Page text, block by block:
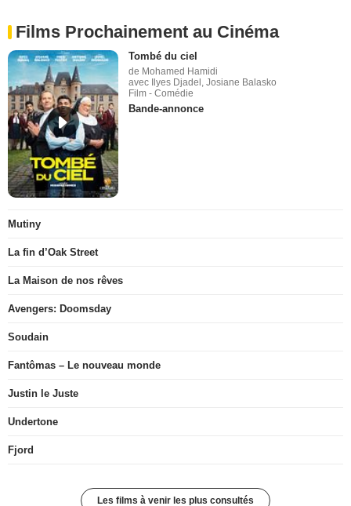
Films Prochainement au Cinéma
Tombé du ciel
de Mohamed Hamidi
avec Ilyes Djadel, Josiane Balasko
Film - Comédie
Bande-annonce
Mutiny
La fin d’Oak Street
La Maison de nos rêves
Avengers: Doomsday
Soudain
Fantômas – Le nouveau monde
Justin le Juste
Undertone
Fjord
Les films à venir les plus consultés